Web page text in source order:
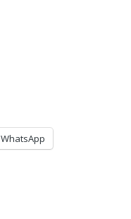
WhatsApp